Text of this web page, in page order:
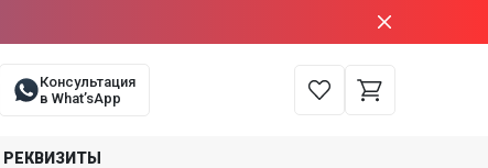
Консультация
в What’sApp
РЕКВИЗИТЫ